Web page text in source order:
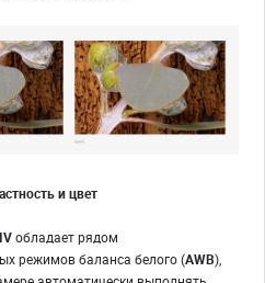
и цвет
обладает рядом
режимов баланса белого (AWB),